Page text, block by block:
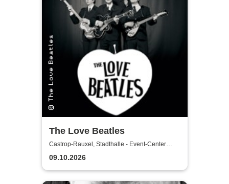
The Love Beatles
Castrop-Rauxel, Stadthalle - Event-Center
Castrop-Rauxel
09.10.2026